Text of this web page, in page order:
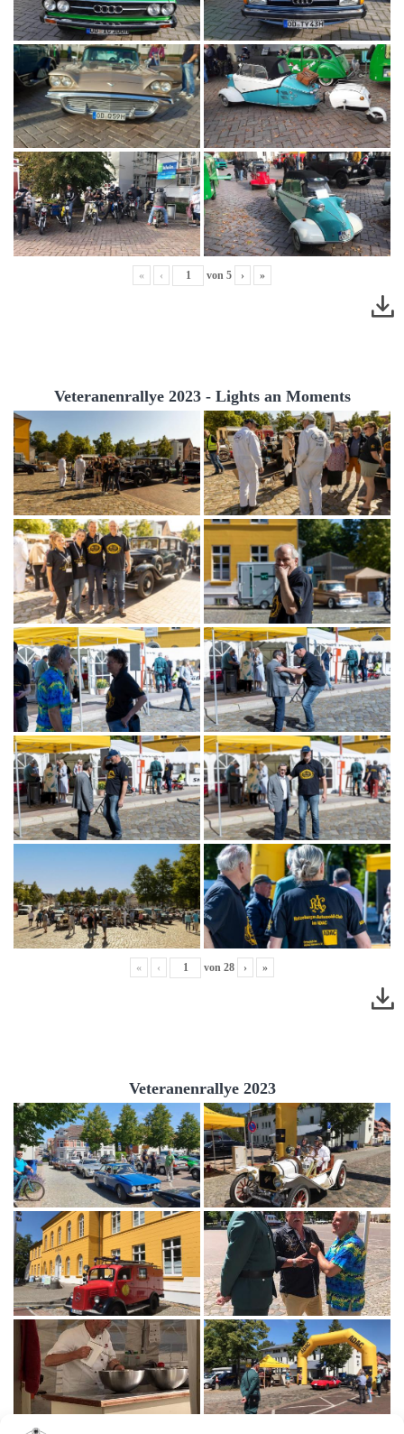
« ‹ von 5 › »
Veteranenrallye 2023 - Lights an Moments
« ‹ von 28 › »
Veteranenrallye 2023